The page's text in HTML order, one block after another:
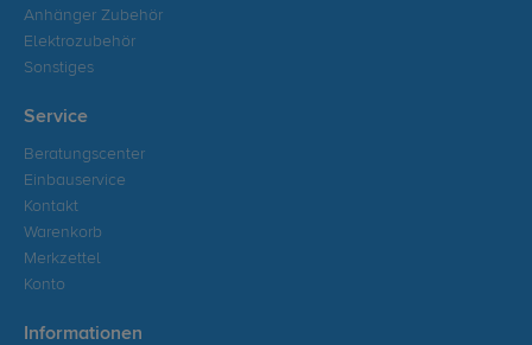
Anhänger Zubehör
Elektrozubehör
Sonstiges
Service
Beratungscenter
Einbauservice
Kontakt
Warenkorb
Merkzettel
Konto
Informationen